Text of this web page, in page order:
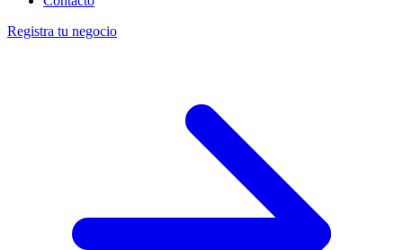
Registra tu negocio